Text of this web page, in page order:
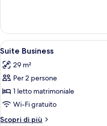
tripla
Apri
tutte
le
foto
per
Suite
Business
6
Suite Business
29 m²
Per 2 persone
1 letto matrimoniale
Wi-Fi gratuito
Scopri di più
Altri